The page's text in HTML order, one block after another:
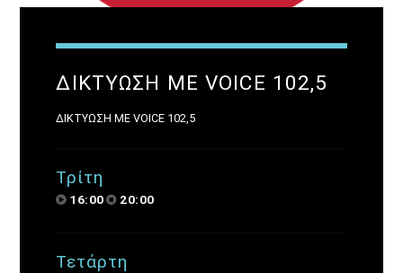
ΔΙΚΤΥΩΣΗ ΜΕ VOICE 102,5
ΔΙΚΤΥΩΣΗ ΜΕ VOICE 102,5
Τρίτη
16:00 20:00
Τετάρτη